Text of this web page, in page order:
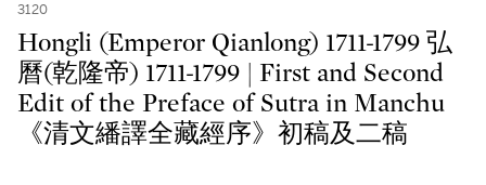
3120
Hongli (Emperor Qianlong) 1711-1799 弘
曆(乾隆帝) 1711-1799 | First and Second
Edit of the Preface of Sutra in Manchu
《清文繙譯全藏經序》初稿及二稿